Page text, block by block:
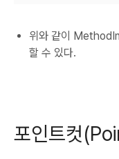
위와 같이
할 수 있다.
포인트컷